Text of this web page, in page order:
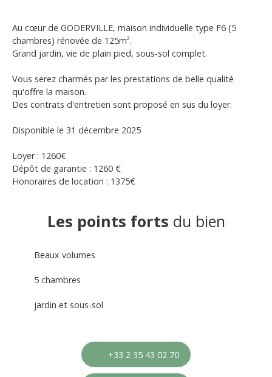
Au cœur de GODERVILLE, maison individuelle type F6 (5
chambres) rénovée de 125m².
Grand jardin, vie de plain pied, sous-sol complet.
Vous serez charmés par les prestations de belle qualité
qu'offre la maison.
Des contrats d'entretien sont proposé en sus du loyer.
Disponible le 31 décembre 2025
Loyer : 1260€
Dépôt de garantie : 1260 €
Honoraires de location : 1375€
Les points forts du bien
Beaux volumes
5 chambres
jardin et sous-sol
+33 2 35 43 02 70